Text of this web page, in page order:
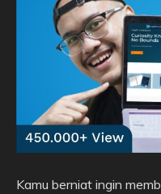
Kamu berniat ingin